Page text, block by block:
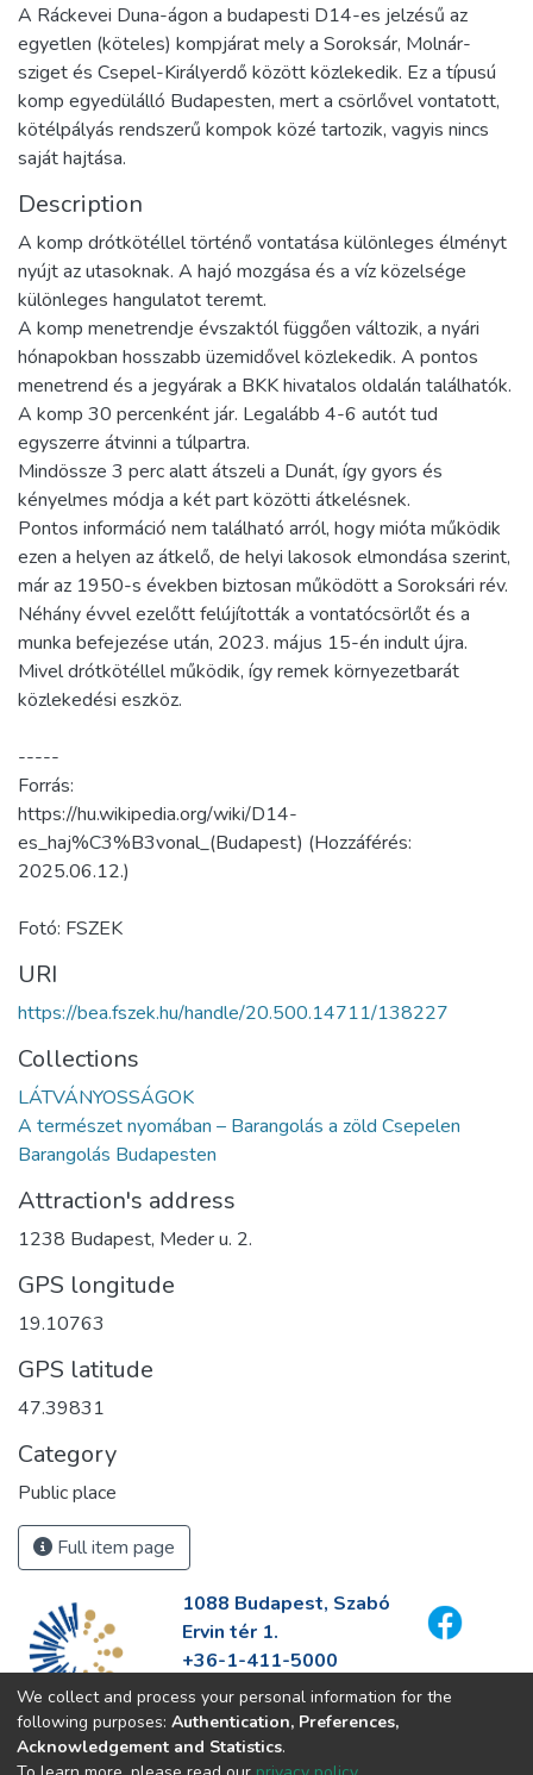
A Ráckevei Duna-ágon a budapesti D14-es jelzésű az
egyetlen (köteles) kompjárat mely a Soroksár, Molnár-
sziget és Csepel-Királyerdő között közlekedik. Ez a típusú
komp egyedülálló Budapesten, mert a csörlővel vontatott,
kötélpályás rendszerű kompok közé tartozik, vagyis nincs
saját hajtása.
Description
A komp drótkötéllel történő vontatása különleges élményt
nyújt az utasoknak. A hajó mozgása és a víz közelsége
különleges hangulatot teremt.
A komp menetrendje évszaktól függően változik, a nyári
hónapokban hosszabb üzemidővel közlekedik. A pontos
menetrend és a jegyárak a BKK hivatalos oldalán találhatók.
A komp 30 percenként jár. Legalább 4-6 autót tud
egyszerre átvinni a túlpartra.
Mindössze 3 perc alatt átszeli a Dunát, így gyors és
kényelmes módja a két part közötti átkelésnek.
Pontos információ nem található arról, hogy mióta működik
ezen a helyen az átkelő, de helyi lakosok elmondása szerint,
már az 1950-s években biztosan működött a Soroksári rév.
Néhány évvel ezelőtt felújították a vontatócsörlőt és a
munka befejezése után, 2023. május 15-én indult újra.
Mivel drótkötéllel működik, így remek környezetbarát
közlekedési eszköz.
-----
Forrás:
https://hu.wikipedia.org/wiki/D14-
es_haj%C3%B3vonal_(Budapest) (Hozzáférés:
2025.06.12.)
Fotó: FSZEK
URI
https://bea.fszek.hu/handle/20.500.14711/138227
Collections
LÁTVÁNYOSSÁGOK
A természet nyomában – Barangolás a zöld Csepelen
Barangolás Budapesten
Attraction's address
1238 Budapest, Meder u. 2.
GPS longitude
19.10763
GPS latitude
47.39831
Category
Public place
Full item page
1088 Budapest, Szabó
Ervin tér 1.
+36-1-411-5000
info@fszek.hu
https://fszek.hu
We collect and process your personal information for the
following purposes: Authentication, Preferences,
Acknowledgement and Statistics.